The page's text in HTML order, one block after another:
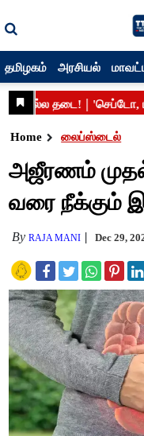
தமிழகம் அரசியல்
Home லைப்ஸ்டைல்
அஜீரணம்
வரை நீக்கும்
ByRAJA MANI Dec 29,